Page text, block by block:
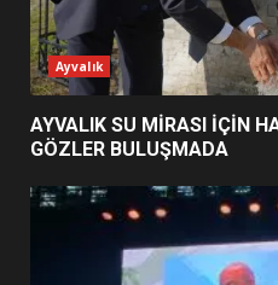
2
ESA
NEYİ
EİB’DE
Ayvalık
AYVALIK SU MİRASI İÇİN
GÖZLER BULUŞMADA